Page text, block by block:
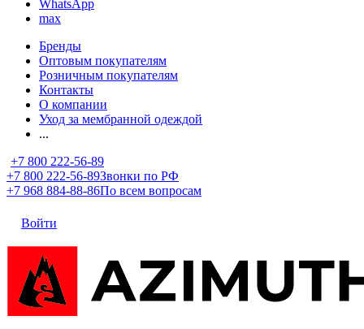
WhatsApp
max
Бренды
Оптовым покупателям
Розничным покупателям
Контакты
О компании
Уход за мембранной одеждой
...
+7 800 222-56-89
+7 800 222-56-89Звонки по РФ
+7 968 884-88-86По всем вопросам
Войти